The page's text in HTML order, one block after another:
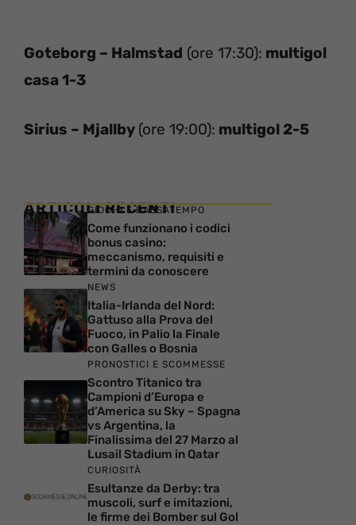
Goteborg – Halmstad (ore 17:30): multigol
casa 1-3
Sirius – Mjallby (ore 19:00): multigol 2-5
ARTICOLI RECENTI
GIOCHI E PASSATEMPO
Come funzionano i codici
bonus casino:
meccanismo, requisiti e
termini da conoscere
NEWS
Italia-Irlanda del Nord:
Gattuso alla Prova del
Fuoco, in Palio la Finale
con Galles o Bosnia
PRONOSTICI E SCOMMESSE
Scontro Titanico tra
Campioni d’Europa e
d’America su Sky – Spagna
vs Argentina, la
Finalissima del 27 Marzo al
Lusail Stadium in Qatar
CURIOSITÀ
Esultanze da Derby: tra
muscoli, surf e imitazioni,
le firme dei Bomber sul Gol